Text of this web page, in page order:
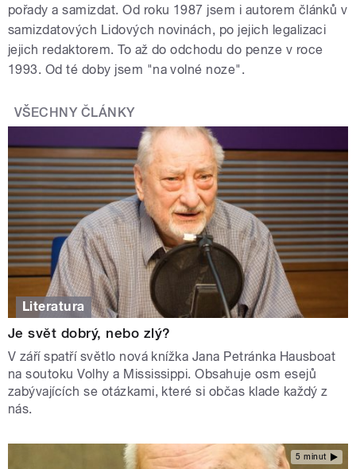
pořady a samizdat. Od roku 1987 jsem i autorem článků v
samizdatových Lidových novinách, po jejich legalizaci
jejich redaktorem. To až do odchodu do penze v roce
1993. Od té doby jsem "na volné noze".
VŠECHNY ČLÁNKY
Literatura
Je svět dobrý, nebo zlý?
V září spatří světlo nová knížka Jana Petránka Hausboat
na soutoku Volhy a Mississippi. Obsahuje osm esejů
zabývajících se otázkami, které si občas klade každý z
nás.
5 minut